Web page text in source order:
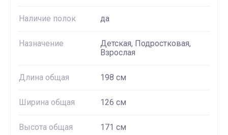
Наличие полок да
Назначение
Детская, Подростковая,
Взрослая
Длина общая 198 см
Ширина общая 126 см
Высота общая 171 см